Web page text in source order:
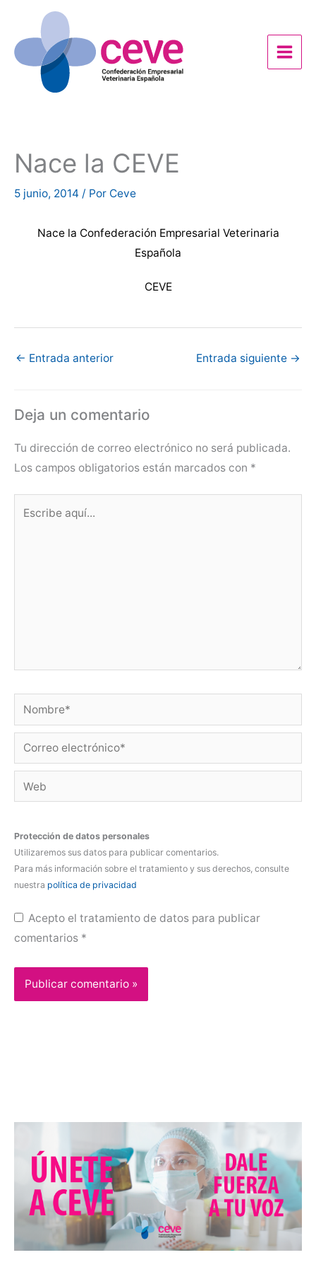
contenido
Nace la CEVE
5 junio, 2014 / Por Ceve
Nace la Confederación Empresarial Veterinaria
Española
CEVE
← Entrada anterior Entrada siguiente →
Deja un comentario
Tu dirección de correo electrónico no será publicada.
Los campos obligatorios están marcados con *
Nombre*
Correo
electrónico*
Web
Protección de datos personales
Utilizaremos sus datos para publicar comentarios.
Para más información sobre el tratamiento y sus derechos, consulte
nuestra política de privacidad
Acepto el tratamiento de datos para publicar
comentarios *